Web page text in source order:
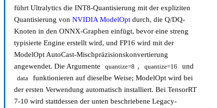
führt Ultralytics die INT8-Quantisierung mit der expliziten
Quantisierung von NVIDIA ModelOpt durch, die Q/DQ-
Knoten in den ONNX-Graphen einfügt, bevor eine streng
typisierte Engine erstellt wird, und FP16 wird mit der
ModelOpt AutoCast-Mischpräzisionskonvertierung
angewendet. Die Argumente
quantize=8 , quantize=16 und
data
funktionieren auf dieselbe Weise; ModelOpt wird bei
der ersten Verwendung automatisch installiert. Bei TensorRT
7-10 wird stattdessen der unten beschriebene Legacy-